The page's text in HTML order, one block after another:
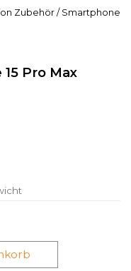
Zubehör / Smartphone
Pro Max